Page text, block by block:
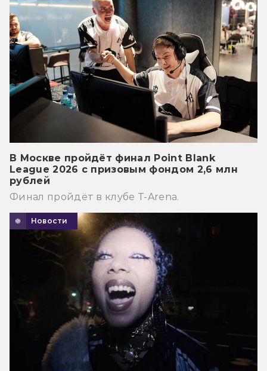
В Москве пройдёт финал Point Blank
League 2026 с призовым фондом 2,6 млн
рублей
Финал пройдёт в клубе T-Arena.
Новости